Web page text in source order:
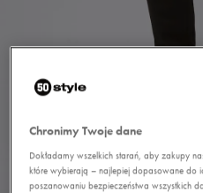
Chronimy Twoje dane
Dokładamy wszelkich starań, aby zakupy
które wybierają – najlepiej dopasowane do
poszanowaniu bezpieczeństwa wszystkich